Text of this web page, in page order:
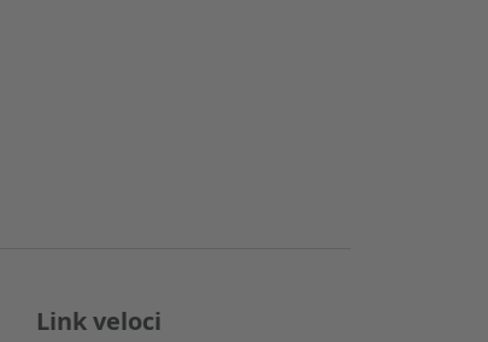
Link veloci